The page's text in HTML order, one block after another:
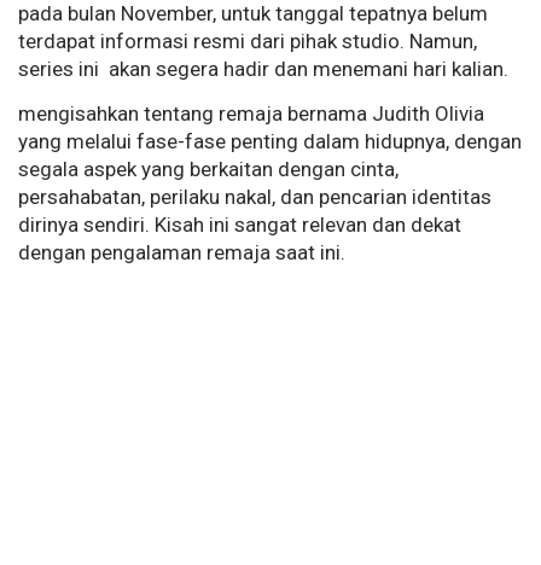
pada bulan November, untuk tanggal tepatnya belum
terdapat informasi resmi dari pihak studio. Namun,
series ini akan segera hadir dan menemani hari kalian.
mengisahkan tentang remaja bernama Judith Olivia
yang melalui fase-fase penting dalam hidupnya, dengan
segala aspek yang berkaitan dengan cinta,
persahabatan, perilaku nakal, dan pencarian identitas
dirinya sendiri. Kisah ini sangat relevan dan dekat
dengan pengalaman remaja saat ini.